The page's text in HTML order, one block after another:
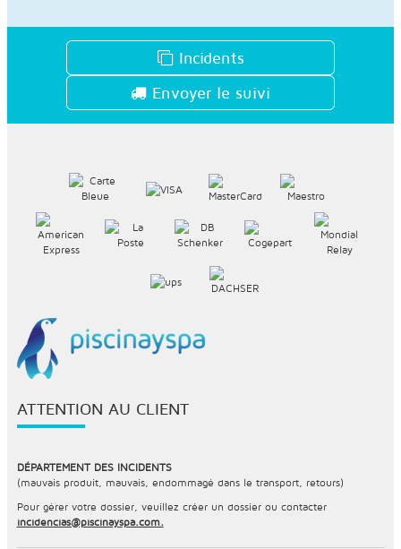
Incidents
Envoyer le suivi
ATTENTION AU CLIENT
DÉPARTEMENT DES INCIDENTS
(mauvais produit, mauvais, endommagé dans le transport, retours)
Pour gérer votre dossier, veuillez créer un dossier ou contacter
incidencias@piscinayspa.com.